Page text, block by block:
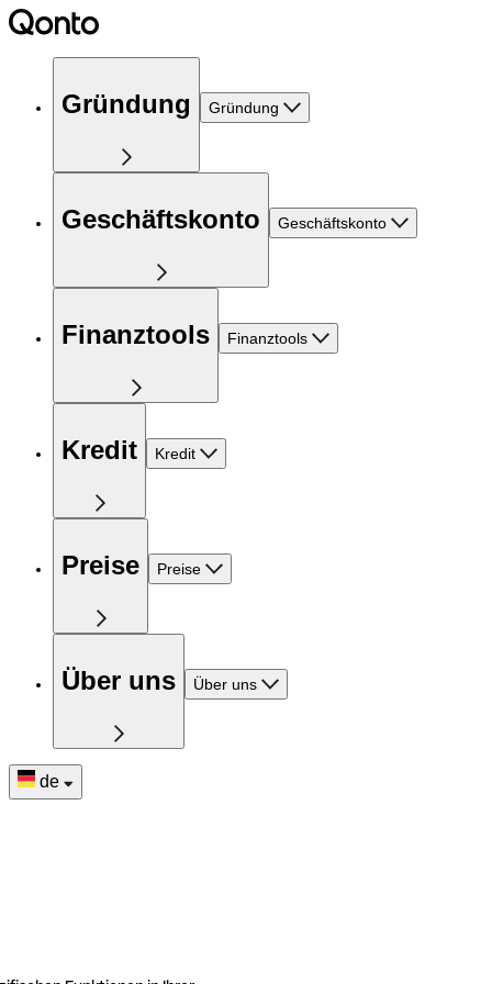
Gründung Gründung
Geschäftskonto Geschäftskonto
Finanztools Finanztools
Kredit Kredit
Preise Preise
Über uns Über uns
de